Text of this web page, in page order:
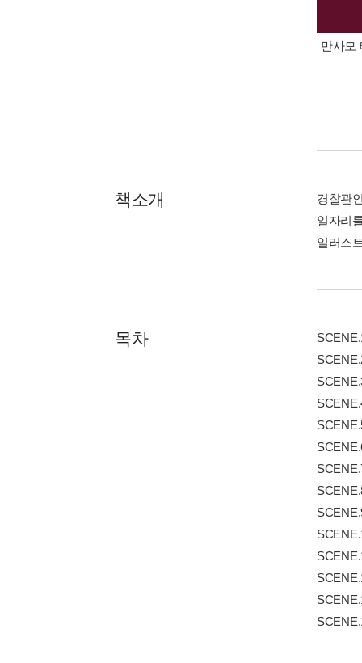
만사모
책소개
경찰관
일자리
일러스
목차